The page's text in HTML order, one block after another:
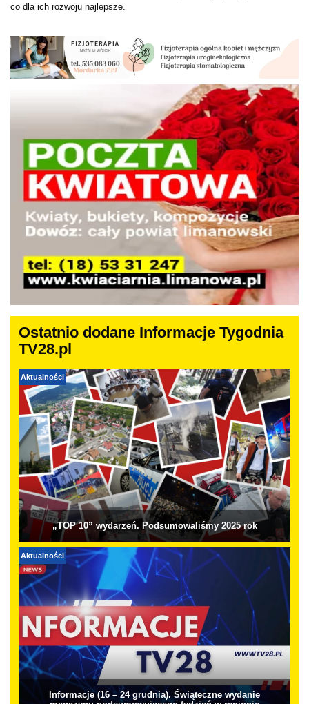
co dla ich rozwoju najlepsze.
Ostatnio dodane Informacje Tygodnia
TV28.pl
Aktualności
„TOP 10” wydarzeń. Podsumowaliśmy 2025 rok
Aktualności
Informacje (16 – 24 grudnia). Świąteczne wydanie